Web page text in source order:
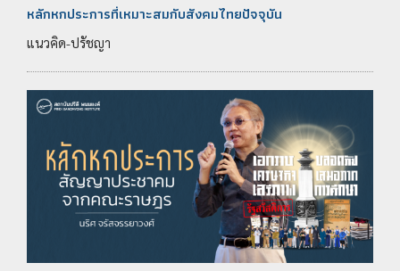
หลักหกประการที่เหมาะสมกับสังคมไทยปัจจุบัน
แนวคิด-ปรัชญา